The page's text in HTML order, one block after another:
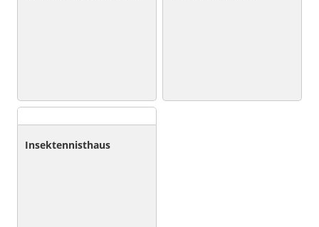
Insektennisthaus